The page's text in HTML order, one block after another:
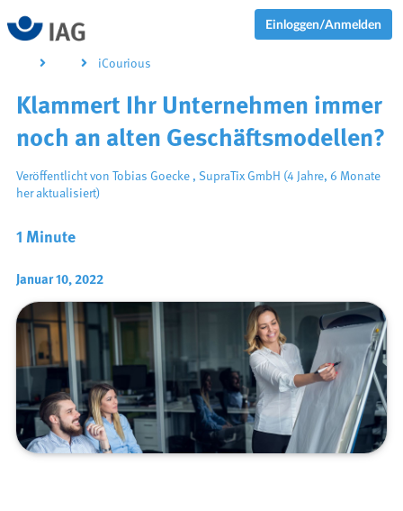
Einloggen/Anmelden
iCourious
1 Minute
Januar 10, 2022
Klammert Ihr Unternehmen immer
noch an alten Geschäftsmodellen?
Veröffentlicht von Tobias Goecke, SupraTix GmbH (4 Jahre, 6 Monate
her aktualisiert)